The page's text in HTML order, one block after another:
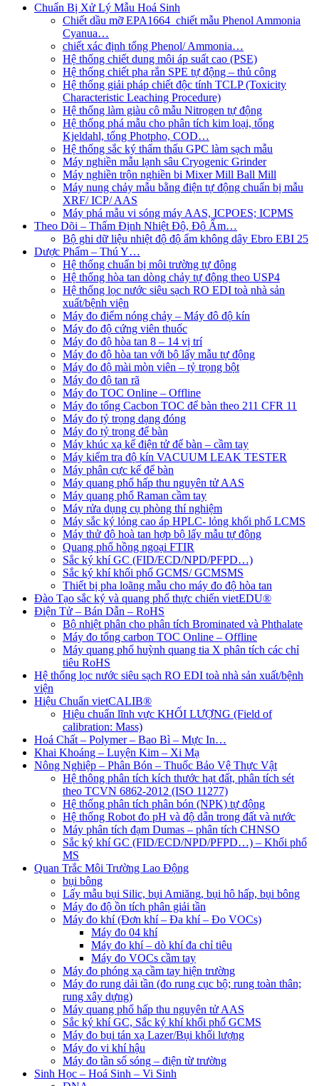
Chuẩn Bị Xử Lý Mẫu Hoá Sinh
Chiết dầu mỡ EPA1664_chiết mẫu Phenol Ammonia
Cyanua…
chiết xác định tổng Phenol/ Ammonia…
Hệ thống chiết dung môi áp suất cao (PSE)
Hệ thống chiết pha rắn SPE tự động – thủ công
Hệ thống giải pháp chiết độc tính TCLP (Toxicity
Characteristic Leaching Procedure)
Hệ thống làm giàu cô mẫu Nitrogen tự động
Hệ thống phá mẫu cho phân tích kim loại, tổng
Kjeldahl, tổng Photpho, COD…
Hệ thống sắc ký thẩm thấu GPC làm sạch mẫu
Máy nghiền mẫu lạnh sâu Cryogenic Grinder
Máy nghiền trộn nghiền bi Mixer Mill Ball Mill
Máy nung chảy mẫu bằng điện tự động chuẩn bị mẫu
XRF/ ICP/ AAS
Máy phá mẫu vi sóng máy AAS, ICPOES; ICPMS
Theo Dõi – Thẩm Định Nhiệt Độ, Độ Ẩm…
Bộ ghi dữ liệu nhiệt độ độ ẩm không dây Ebro EBI 25
Dược Phẩm – Thú Y…
Hệ thống chuẩn bị môi trường tự động
Hệ thống hòa tan dòng chảy tự động theo USP4
Hệ thống lọc nước siêu sạch RO EDI​​ toà nhà sản
xuất/bệnh viện
Máy đo điểm nóng chảy – Máy đô độ kín
Máy đo độ cứng viên thuốc
Máy đo độ hòa tan 8 – 14 vị trí
Máy đo độ hòa tan với bộ lấy mẫu tự động
Máy đo độ mài mòn viên – tỷ trọng bột
Máy đo độ tan rã
Máy đo TOC Online – Offline
Máy đo tổng Cacbon TOC để bàn theo 211 CFR 11
Máy đo tỷ trọng dạng đóng
Máy đo tỷ trọng để bàn
Máy khúc xạ kế điện tử để bàn – cầm tay
Máy kiểm tra độ kín VACUUM LEAK TESTER
Máy phân cực kế để bàn
Máy quang phổ hấp thu nguyên tử AAS
Máy quang phổ Raman cầm tay
Máy rửa dụng cụ phòng thí nghiệm
Máy sắc ký lỏng cao áp HPLC- lỏng khối phổ LCMS
Máy thử độ hoà tan hợp bộ lấy mẫu tự động
Quang phổ hồng ngoại FTIR
Sắc ký khí GC (FID/ECD/NPD/PFPD…)
Sắc ký khí khối phổ GCMS/ GCMSMS
Thiết bị pha loãng mẫu cho máy đo độ hòa tan
Đào Tạo sắc ký và quang phổ thực chiến vietEDU®
Điện Tử – Bán Dẫn – RoHS
Bộ nhiệt phân cho phân tích Brominated và Phthalate
Máy đo tổng carbon TOC Online – Offline
Máy quang phổ huỳnh quang tia X phân tích các chỉ
tiêu RoHS
Hệ thống lọc nước siêu sạch RO EDI​​ toà nhà sản xuất/bệnh
viện
Hiệu Chuẩn vietCALIB®
Hiệu chuẩn lĩnh vực KHỐI LƯỢNG (Field of
calibration: Mass)
Hoá Chất – Polymer – Bao Bì – Mực In…
Khai Khoáng – Luyện Kim – Xi Mạ
Nông Nghiệp – Phân Bón – Thuốc Bảo Vệ Thực Vật
Hệ thông phân tích kích thước hạt đất, phân tích sét
theo TCVN 6862-2012 (ISO 11277)
Hệ thống phân tích phân bón (NPK) tự động
Hệ thống Robot đo pH và độ dẫn trong đất và nước
Máy phân tích đạm Dumas – phân tích CHNSO
Sắc ký khí GC (FID/ECD/NPD/PFPD…) – Khối phổ
MS
Quan Trắc Môi Trường Lao Động
bụi bông
Lấy mẫu bụi Silic, bụi Amiăng, bụi hô hấp, bụi bông
Máy đo độ ồn tích phân giải tần
Máy đo khí (Đơn khí – Đa khí – Đo VOCs)
Máy đo 04 khí
Máy đo khí – dò khí đa chỉ tiêu
Máy đo VOCs cầm tay
Máy đo phóng xạ cầm tay hiện trường
Máy đo rung dải tần (đo rung cục bộ; rung toàn thân;
rung xây dựng)
Máy quang phổ hấp thu nguyên tử AAS
Sắc ký khí GC, Sắc ký khí khối phổ GCMS
Máy đo bụi tán xạ Lazer/Bụi khối lượng
Máy đo vi khí hậu
Máy đo tần số sóng – điện từ trường
Sinh Học – Hoá Sinh – Vi Sinh